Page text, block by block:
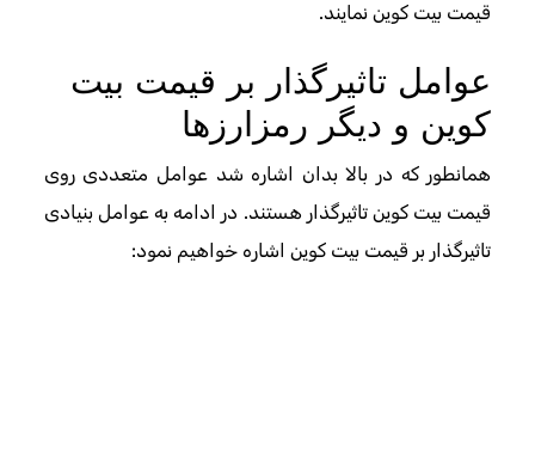
قیمت بیت کوین نمایند.
عوامل تاثیرگذار بر قیمت بیت
کوین و دیگر رمزارزها
همانطور که در بالا بدان اشاره شد عوامل متعددی روی
قیمت بیت کوین تاثیرگذار هستند. در ادامه به عوامل بنیادی
تاثیرگذار بر قیمت بیت کوین اشاره خواهیم نمود: